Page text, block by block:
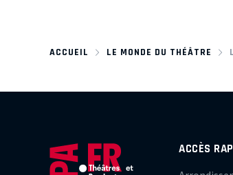
ACCUEIL LE MONDE DU THÉÂTRE
ACCÈS